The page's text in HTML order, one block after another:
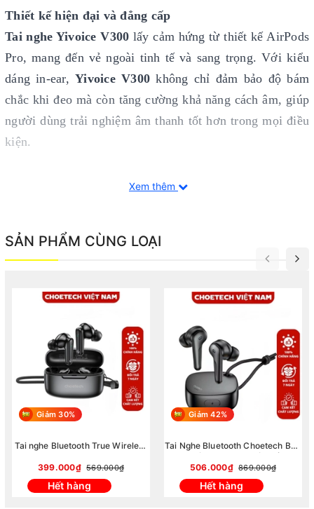
Thiết kế hiện đại và đẳng cấp
Tai nghe Yivoice V300 lấy cảm hứng từ thiết kế AirPods
Pro, mang đến vẻ ngoài tinh tế và sang trọng. Với kiểu
dáng in-ear,Yivoice V300 không chỉ đảm bảo độ bám
chắc khi đeo mà còn tăng cường khả năng cách âm, giúp
người dùng trải nghiệm âm thanh tốt hơn trong mọi điều
kiện.
Chất lượng âm thanh sống động
Xem thêm
SẢN PHẨM CÙNG LOẠI
Hết hàng
Giảm 30%
Tai nghe Bluetooth True Wireless
4 Micro ENC, Âm Thanh HiFi
(Hàng chính hãng)
399.000₫ 569.000₫
Hết hàng
Giảm 42%
Tai Nghe Bluetooth Choetech BH-
T17 Hộp Sạc Xoay Độc Đáo -
Chống Ồn ANC/ ENC (Hàng Chính
Hãng)
506.000₫ 869.000₫